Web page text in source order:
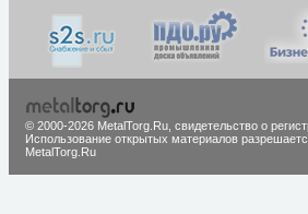
© 2000-2026 MetalTorg.Ru, cвидетельство о
Использование открытых материалов
MetalTorg.Ru